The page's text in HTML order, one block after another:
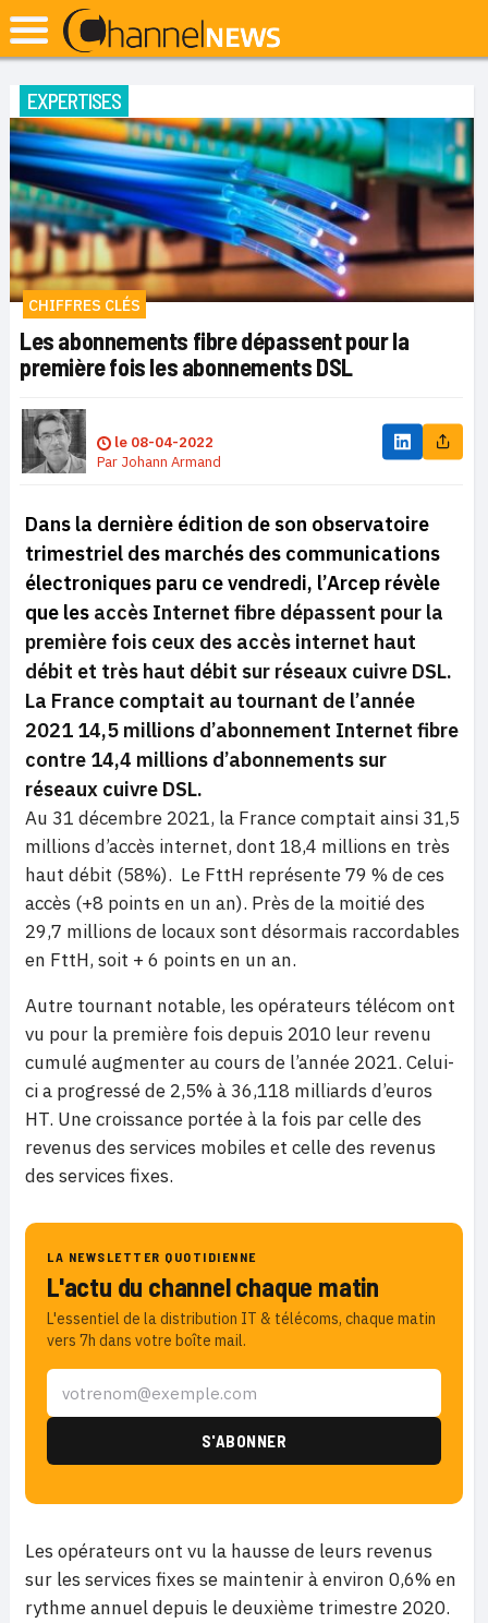
EXPERTISES
CHIFFRES CLÉS
Les abonnements fibre dépassent pour la
première fois les abonnements DSL
le 08-04-2022
Par Johann Armand
Dans la dernière édition de son observatoire
trimestriel des marchés des communications
électroniques paru ce vendredi, l’Arcep révèle
que les accès Internet fibre dépassent pour la
première fois ceux des accès internet haut
débit et très haut débit sur réseaux cuivre DSL.
La France comptait au tournant de l’année
2021 14,5 millions d’abonnement Internet fibre
contre 14,4 millions d’abonnements sur
réseaux cuivre DSL.
Au 31 décembre 2021, la France comptait ainsi 31,5
millions d’accès internet, dont 18,4 millions en très
haut débit (58%). Le FttH représente 79 % de ces
accès (+8 points en un an). Près de la moitié des
29,7 millions de locaux sont désormais raccordables
en FttH, soit + 6 points en un an.
Autre tournant notable, les opérateurs télécom ont
vu pour la première fois depuis 2010 leur revenu
cumulé augmenter au cours de l’année 2021. Celui-
ci a progressé de 2,5% à 36,118 milliards d’euros
HT. Une croissance portée à la fois par celle des
revenus des services mobiles et celle des revenus
des services fixes.
LA NEWSLETTER QUOTIDIENNE
L'actu du channel chaque matin
L'essentiel de la distribution IT & télécoms, chaque matin
vers 7h dans votre boîte mail.
Les opérateurs ont vu la hausse de leurs revenus
sur les services fixes se maintenir à environ 0,6% en
rythme annuel depuis le deuxième trimestre 2020.